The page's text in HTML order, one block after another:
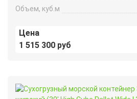
Объем, куб.м
Цена
1 515 300 руб